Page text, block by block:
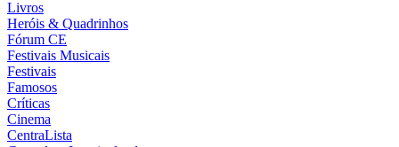
Livros
Heróis & Quadrinhos
Fórum CE
Festivais Musicais
Festivais
Famosos
Críticas
Cinema
CentraLista